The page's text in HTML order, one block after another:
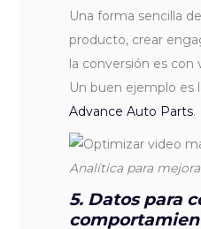
Una forma sencilla
producto, crear
la conversión es con
Un buen ejemplo es
Advance Auto Parts.
Analítica para
5. Datos para